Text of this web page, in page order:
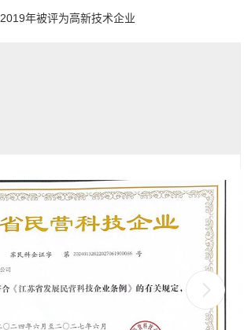
2019年被评为高新技术企业